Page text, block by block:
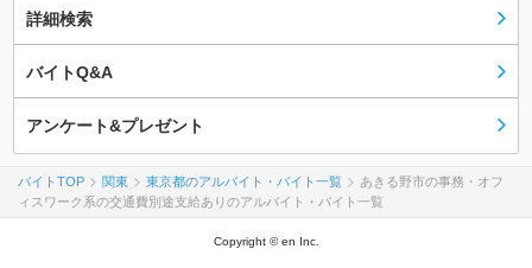
詳細検索
バイトQ&A
アンケート&プレゼント
バイトTOP 関東 東京都のアルバイト・バイト一覧
あきる野市の事務・オフ
ィスワーク系の交通費別途支給ありのアルバイト・バイト一覧
Copyright © en Inc.